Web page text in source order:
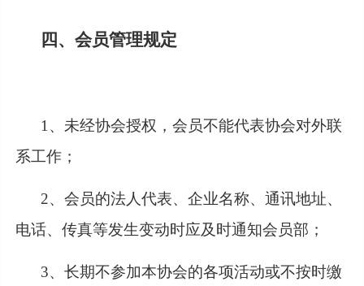
四、会员管理规定
1、未经协会授权，会员不能代表协会对外联
系工作；
2、会员的法人代表、企业名称、通讯地址、
电话、传真等发生变动时应及时通知会员部；
3、长期不参加本协会的各项活动或不按时缴